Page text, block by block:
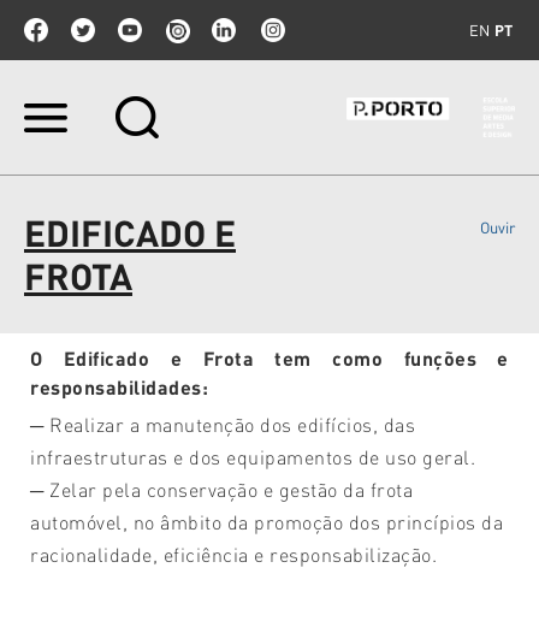
EN PT
Ir
Ir
para
a
navegação
EDIFICADO E
FROTA
Ouvir
O Edificado e Frota tem como funções e
responsabilidades:
─ Realizar a manutenção dos edifícios, das
infraestruturas e dos equipamentos de uso geral.
─ Zelar pela conservação e gestão da frota
automóvel, no âmbito da promoção dos princípios da
racionalidade, eficiência e responsabilização.